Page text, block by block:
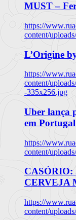
MUST –
https://
content/
L’Origine
https://
content/
-335x256.jpg
Uber lança
em Portugal
https://
content/
CERVEJA
https://
content/